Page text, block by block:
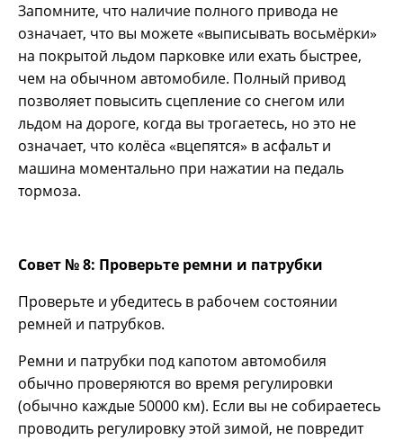
Запомните, что наличие полного привода не
означает, что вы можете «выписывать восьмёрки»
на покрытой льдом парковке или ехать быстрее,
чем на обычном автомобиле. Полный привод
позволяет повысить сцепление со снегом или
льдом на дороге, когда вы трогаетесь, но это не
означает, что колёса «вцепятся» в асфальт и
машина моментально при нажатии на педаль
тормоза.
Совет № 8: Проверьте ремни и патрубки
Проверьте и убедитесь в рабочем состоянии
ремней и патрубков.
Ремни и патрубки под капотом автомобиля
обычно проверяются во время регулировки
(обычно каждые 50000 км). Если вы не собираетесь
проводить регулировку этой зимой, не повредит